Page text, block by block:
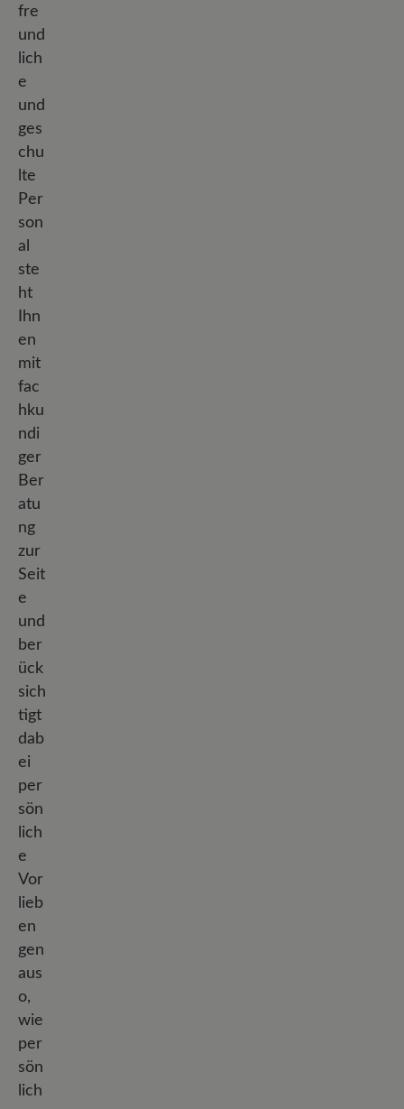
fre
und
lich
e
und
ges
chu
lte
Per
son
al
ste
ht
Ihn
en
mit
fac
hku
ndi
ger
Ber
atu
ng
zur
Seit
e
und
ber
ück
sich
tigt
dab
ei
per
sön
lich
e
Vor
lieb
en
gen
aus
o,
wie
per
sön
lich